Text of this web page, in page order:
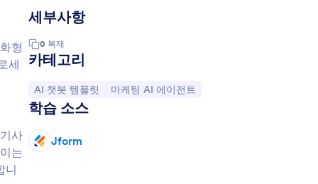
형
세
사
는
니
세부사항
0 복제
카테고리
카테고리로 이동:
AI 챗봇 템플릿 카테고리로 이동:
마케팅 AI 에이전트
학습 소스
Jform